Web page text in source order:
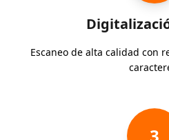
Escaneo de alta calidad con